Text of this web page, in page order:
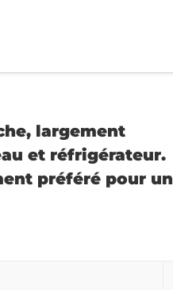
largement
et réfrigérateur.
préféré pour un